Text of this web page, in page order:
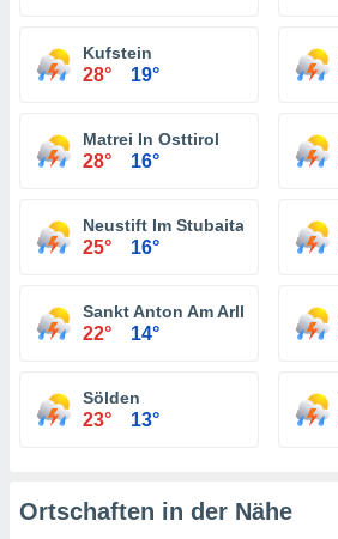
Kufstein
28° 19°
Matrei In Osttirol
28° 16°
Neustift Im Stubaital
25° 16°
Sankt Anton Am Arlberg
22° 14°
Sölden
23° 13°
Ortschaften in der Nähe